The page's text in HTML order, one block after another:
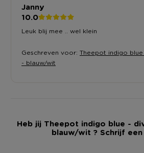
Janny
10.0
Leuk blij mee .. wel klein
Geschreven voor: Theepot indigo
- blauw/wit
Heb jij Theepot indigo blue -
blauw/wit ? Schrijf